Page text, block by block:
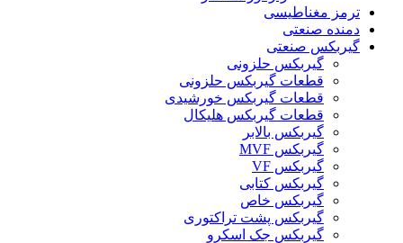
ترمز مغناطیسی
دمنده صنعتی
گیربکس صنعتی
گیربکس حلزونی
قطعات گيربکس حلزونی
قطعات گيربکس خورشيدی
قطعات گیربکس هلیکال
گيربکس بالابر
گیربکس MVF
گیربکس VF
گیربکس کتابی
گیربکس خاص
گیربکس پشت تراکتوری
گیربکس جک اسکرو